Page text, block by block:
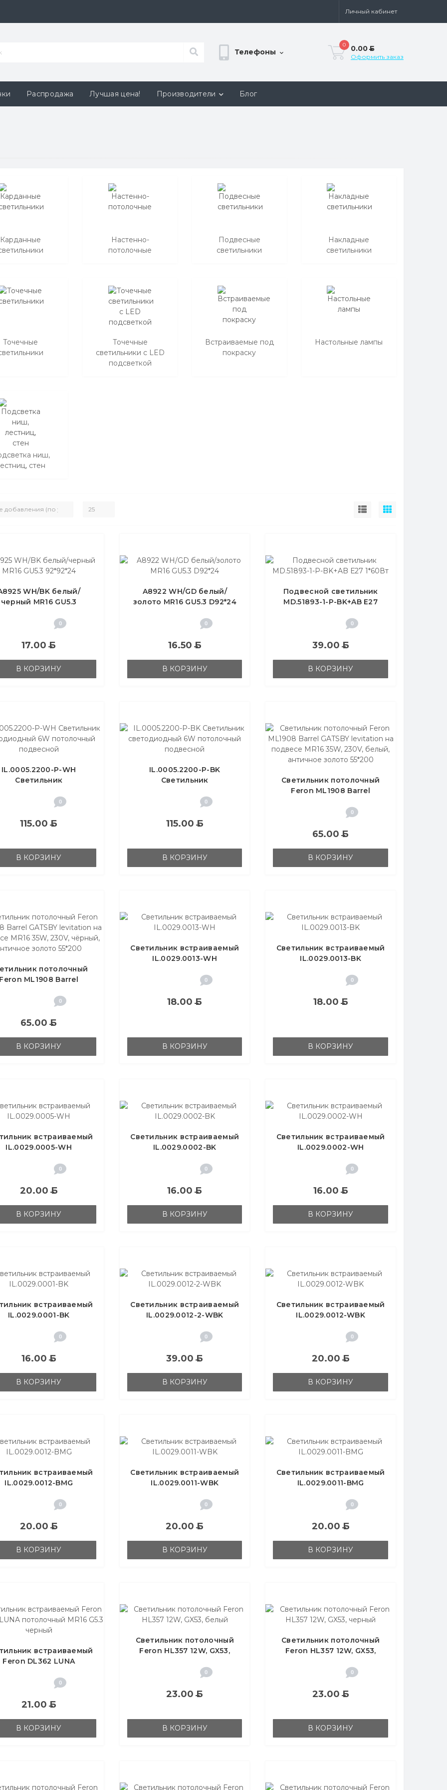
Личный кабинет
Телефоны
0 0.00Б
Оформить заказ
Распродажа Лучшая цена! Производители Блог
Карданные
Настенно-
потолочные
Подвесные
светильники
Накладные
светильники
Точечные
Точечные
светильники с LED
подсветкой
Встраиваемые под
покраску
Настольные лампы
ниш,
стен
WH/BK белый/
черный MR16 GU5.3
0
17.00Б
В КОРЗИНУ
A8922 WH/GD белый/
золото MR16 GU5.3 D92*24
0
16.50Б
В КОРЗИНУ
Подвесной светильник
MD.51893-1-P-BK+AB Е27
0
39.00Б
В КОРЗИНУ
IL.0005.2200-P-WH
Светильник
подвесной
0
115.00Б
В КОРЗИНУ
IL.0005.2200-P-BK
Светильник
потолочный подвесной
0
115.00Б
В КОРЗИНУ
Светильник потолочный
Feron ML1908 Barrel
подвесе MR16 35W, 230V,
55*200
0
65.00Б
В КОРЗИНУ
потолочный
Feron ML1908 Barrel
MR16 35W, 230V,
55*200
0
65.00Б
В КОРЗИНУ
Светильник встраиваемый
IL.0029.0013-WH
0
18.00Б
В КОРЗИНУ
Светильник встраиваемый
IL.0029.0013-BK
0
18.00Б
В КОРЗИНУ
встраиваемый
IL.0029.0005-WH
0
20.00Б
В КОРЗИНУ
Светильник встраиваемый
IL.0029.0002-BK
0
16.00Б
В КОРЗИНУ
Светильник встраиваемый
IL.0029.0002-WH
0
16.00Б
В КОРЗИНУ
встраиваемый
IL.0029.0001-BK
0
16.00Б
В КОРЗИНУ
Светильник встраиваемый
IL.0029.0012-2-WBK
0
39.00Б
В КОРЗИНУ
Светильник встраиваемый
IL.0029.0012-WBK
0
20.00Б
В КОРЗИНУ
встраиваемый
IL.0029.0012-BMG
0
20.00Б
В КОРЗИНУ
Светильник встраиваемый
IL.0029.0011-WBK
0
20.00Б
В КОРЗИНУ
Светильник встраиваемый
IL.0029.0011-BMG
0
20.00Б
В КОРЗИНУ
встраиваемый
Feron DL362 LUNA
черный
0
21.00Б
В КОРЗИНУ
Светильник потолочный
Feron HL357 12W, GX53,
0
23.00Б
В КОРЗИНУ
Светильник потолочный
Feron HL357 12W, GX53,
0
23.00Б
В КОРЗИНУ